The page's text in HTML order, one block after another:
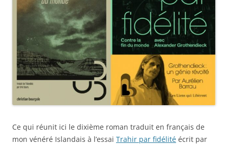
Ce qui réunit ici le dixième roman traduit en français de
mon vénéré Islandais à l’essai Trahir par fidélité écrit par